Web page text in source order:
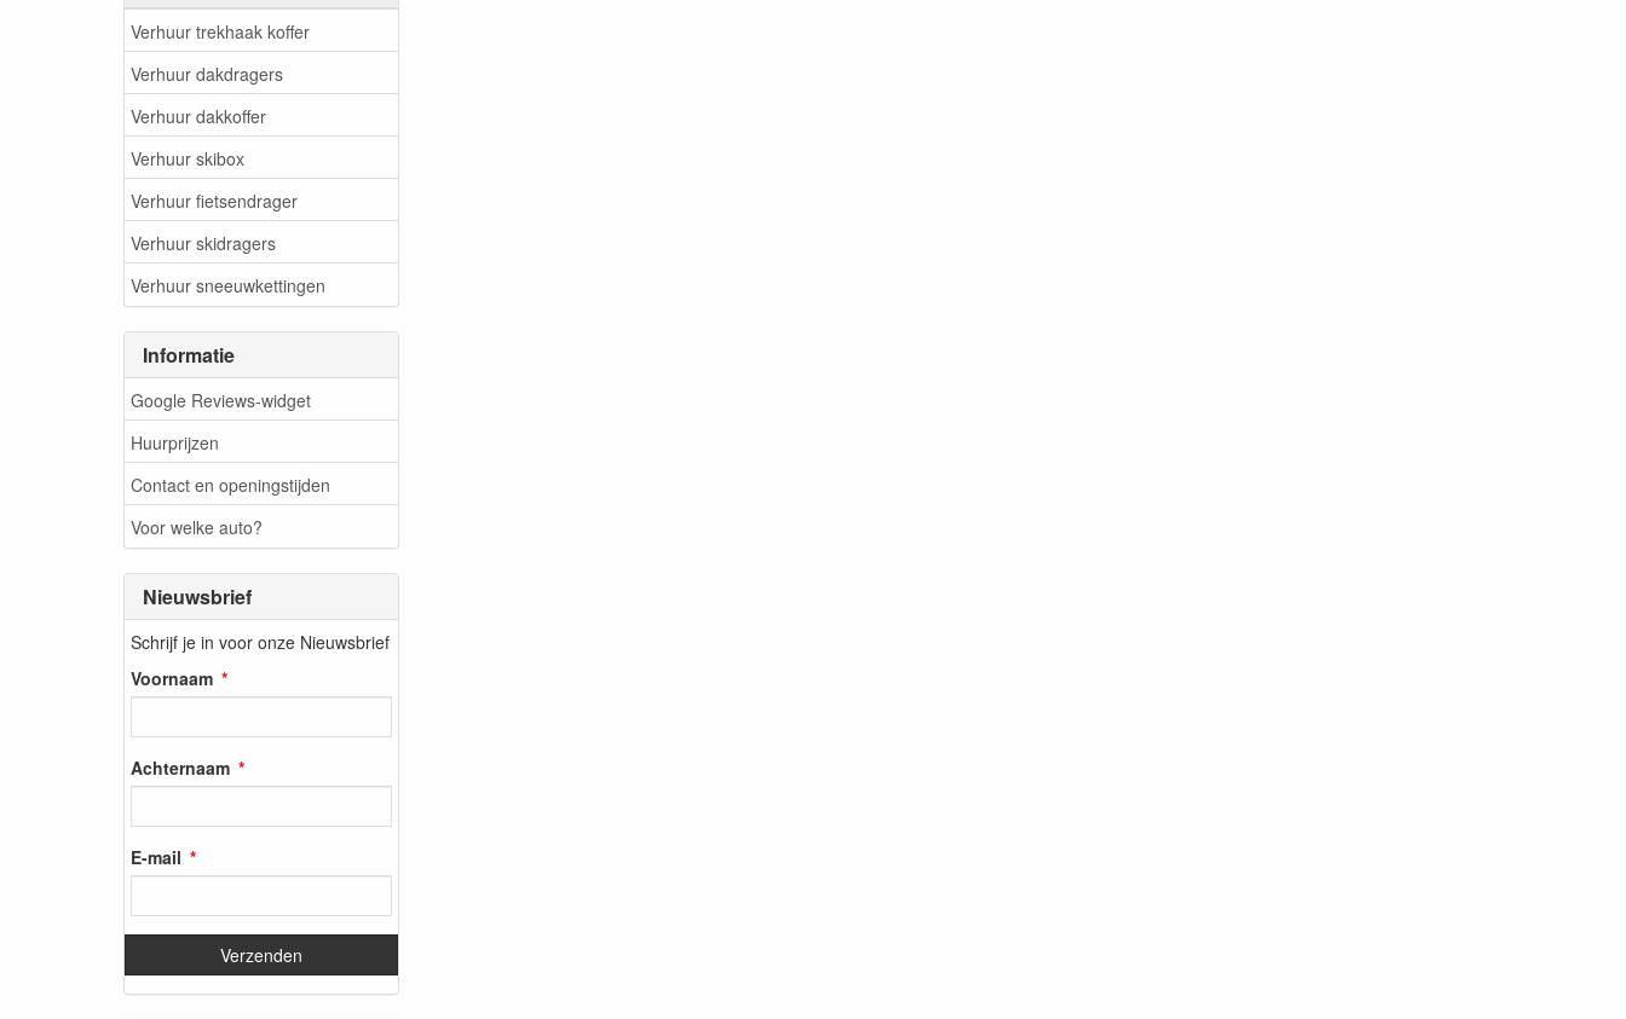
Verhuur trekhaak koffer
Verhuur dakdragers
Verhuur dakkoffer
Verhuur skibox
Verhuur fietsendrager
Verhuur skidragers
Verhuur sneeuwkettingen
Informatie
Google Reviews-widget
Huurprijzen
Contact en openingstijden
Voor welke auto?
Nieuwsbrief
Schrijf je in voor onze Nieuwsbrief
Voornaam
Achternaam
E-mail